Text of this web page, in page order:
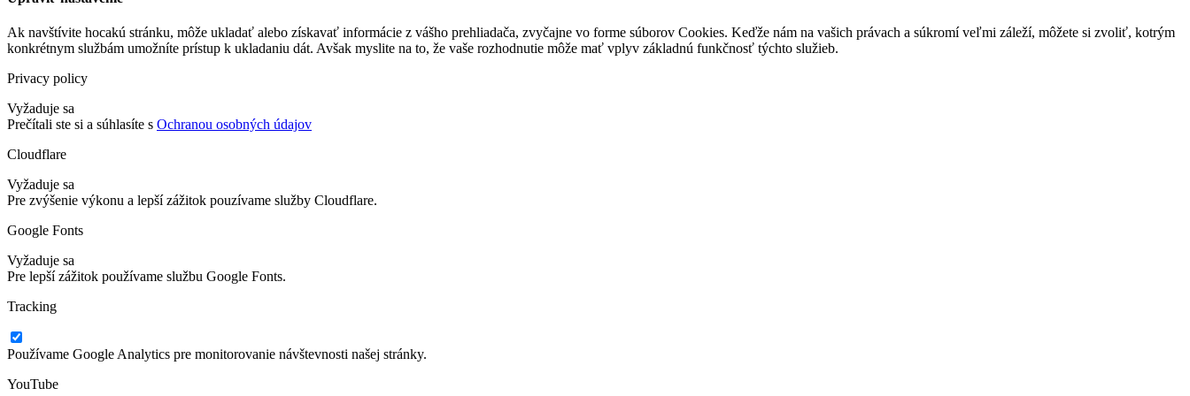
Ak navštívite hocakú stránku, môže ukladať alebo získavať informácie z vášho prehliadača, zvyčajne vo forme súborov Cookies. Keďže nám na vašich právach a súkromí veľmi záleží, môžete si zvoliť, kotrým
konkrétnym službám umožníte prístup k ukladaniu dát. Avšak myslite na to, že vaše rozhodnutie môže mať vplyv základnú funkčnosť týchto služieb.
Privacy policy
Vyžaduje sa
Prečítali ste si a súhlasíte s Ochranou osobných údajov
Cloudflare
Vyžaduje sa
Pre zvýšenie výkonu a lepší zážitok pouzívame služby Cloudflare.
Google Fonts
Vyžaduje sa
Pre lepší zážitok používame službu Google Fonts.
Tracking
Používame Google Analytics pre monitorovanie návštevnosti našej stránky.
YouTube